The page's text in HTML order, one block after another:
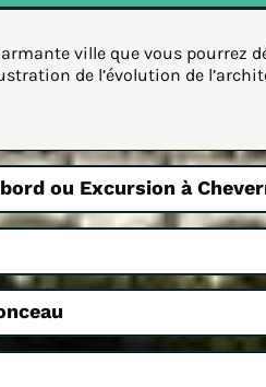
ville que vous pourrez
de l’évolution de
ou Excursion à